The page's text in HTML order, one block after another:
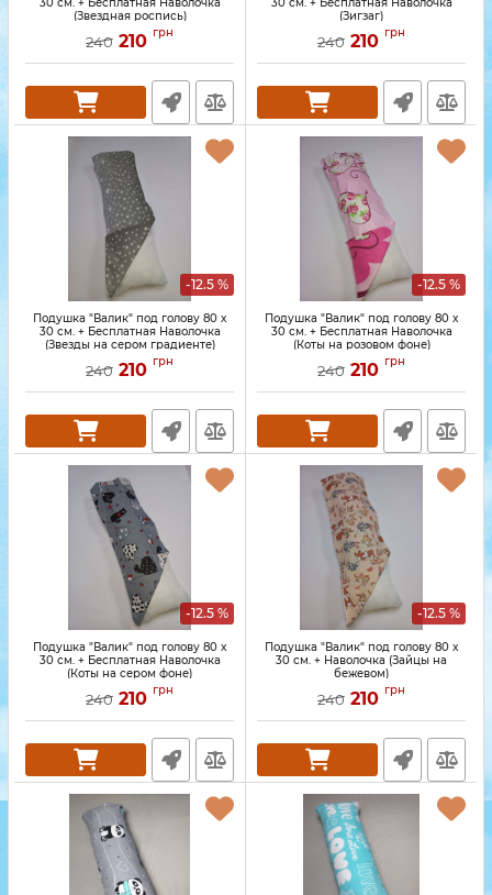
(Звездная роспись)
240 210 грн
(Зигзаг)
240 210 грн
-12.5 %
Подушка "Валик" под голову 80 x
30 см. + Бесплатная Наволочка
(Звезды на сером градиенте)
240 210 грн
-12.5 %
Подушка "Валик" под голову 80 x
30 см. + Бесплатная Наволочка
(Коты на розовом фоне)
240 210 грн
-12.5 %
Подушка "Валик" под голову 80 x
30 см. + Бесплатная Наволочка
(Коты на сером фоне)
240 210 грн
-12.5 %
Подушка "Валик" под голову 80 x
30 см. + Наволочка (Зайцы на
бежевом)
240 210 грн